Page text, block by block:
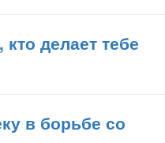
делает тебе
в борьбе со